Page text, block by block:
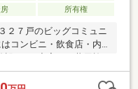
所有権
２７戸のビッグコミュニ
コンビニ・飲食店・内
ーム、ゲストルーム、ス
○ペット飼育可（２匹